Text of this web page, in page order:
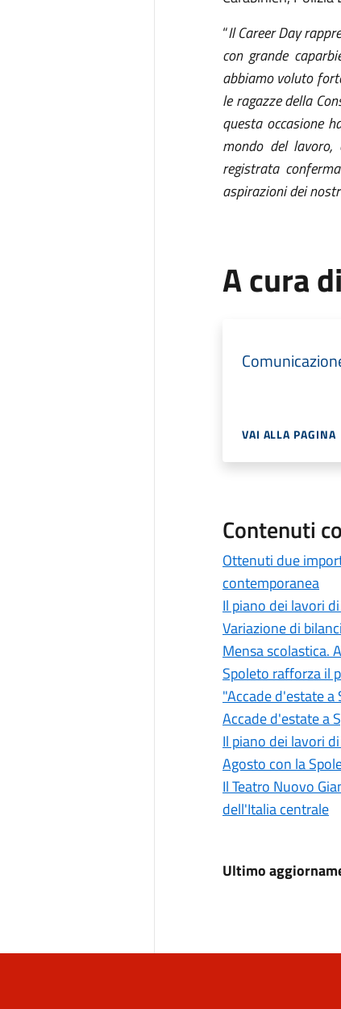
“Il Career Day
con grande
abbiamo voluto
le ragazze della
questa occasione
mondo del lavoro,
registrata
aspirazioni dei
A cura di
VAI ALLA PAGINA
Contenuti
Ottenuti due
contemporanea
Il piano dei lavori
Variazione di
Mensa scolastica.
Spoleto rafforza il
"Accade d'estate
Accade d'estate a
Il piano dei lavori
Agosto con la
Il Teatro Nuovo
dell'Italia centrale
Ultimo